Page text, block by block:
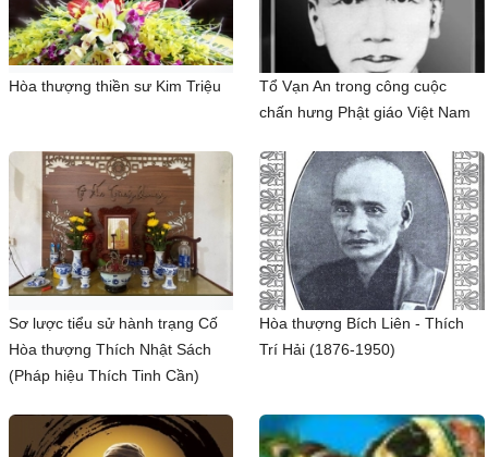
Hòa thượng thiền sư Kim Triệu
Tổ Vạn An trong công cuộc
chấn hưng Phật giáo Việt Nam
Sơ lược tiểu sử hành trạng Cố
Hòa thượng Thích Nhật Sách
(Pháp hiệu Thích Tinh Cần)
Hòa thượng Bích Liên - Thích
Trí Hải (1876-1950)